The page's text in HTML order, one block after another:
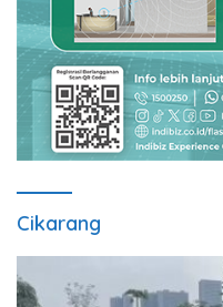
Cikarang